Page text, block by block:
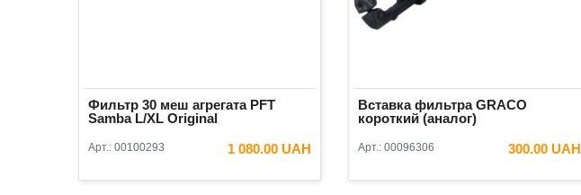
Фильтр 30 меш агрегата PFT
Samba L/XL Original
Арт.: 00100293 1 080.00 UAH
В КОРЗИНУ
Вставка фильтра GRACO
короткий (аналог)
Арт.: 00096306 300.00 UAH
В КОРЗИНУ